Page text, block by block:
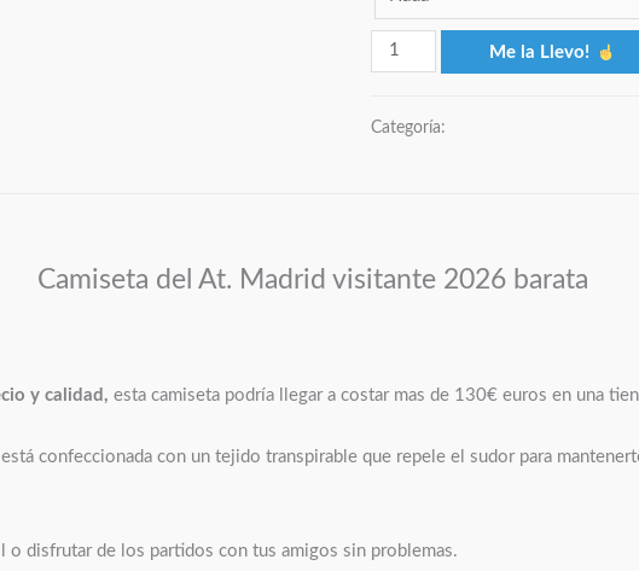
Me la Llevo!
Categoría:
Camiseta del At. Madrid visitante 2026 barata
y calidad, esta camiseta podría llegar a costar mas de 130€ euros en una
está confeccionada con un tejido transpirable que repele el sudor para
o disfrutar de los partidos con tus amigos sin problemas.